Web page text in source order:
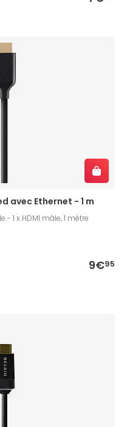
avec Ethernet - 1 m
1 x HDMI mâle, 1 mètre
9€95